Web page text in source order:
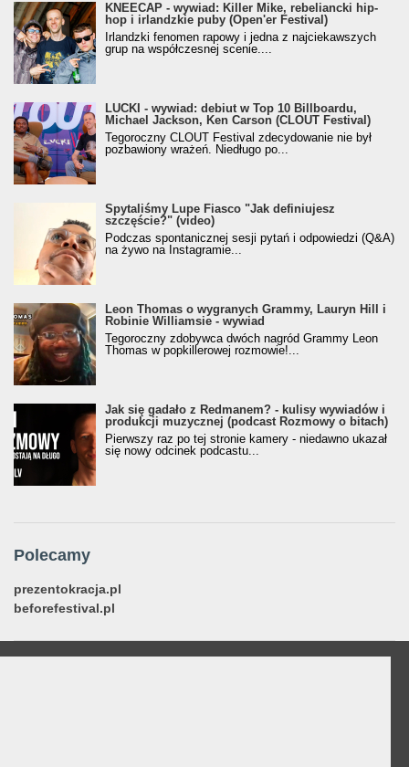
KNEECAP - wywiad: Killer Mike, rebeliancki hip-
hop i irlandzkie puby (Open'er Festival)
Irlandzki fenomen rapowy i jedna z najciekawszych
grup na współczesnej scenie....
LUCKI - wywiad: debiut w Top 10 Billboardu,
Michael Jackson, Ken Carson (CLOUT Festival)
Tegoroczny CLOUT Festival zdecydowanie nie był
pozbawiony wrażeń. Niedługo po...
Spytaliśmy Lupe Fiasco "Jak definiujesz
szczęście?" (video)
Podczas spontanicznej sesji pytań i odpowiedzi (Q&A)
na żywo na Instagramie...
Leon Thomas o wygranych Grammy, Lauryn Hill i
Robinie Williamsie - wywiad
Tegoroczny zdobywca dwóch nagród Grammy Leon
Thomas w popkillerowej rozmowie!...
Jak się gadało z Redmanem? - kulisy wywiadów i
produkcji muzycznej (podcast Rozmowy o bitach)
Pierwszy raz po tej stronie kamery - niedawno ukazał
się nowy odcinek podcastu...
Polecamy
prezentokracja.pl
beforefestival.pl